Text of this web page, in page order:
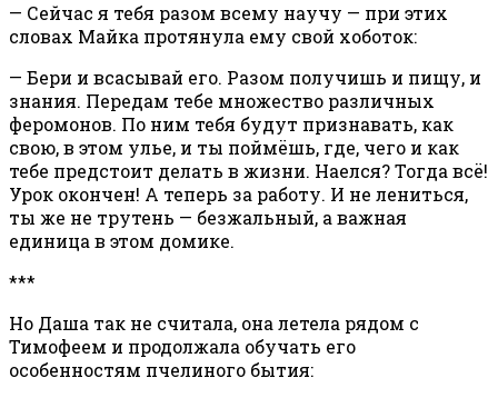
— Сейчас я тебя разом всему научу — при этих
словах Майка протянула ему свой хоботок:
— Бери и всасывай его. Разом получишь и пищу, и
знания. Передам тебе множество различных
феромонов. По ним тебя будут признавать, как
свою, в этом улье, и ты поймёшь, где, чего и как
тебе предстоит делать в жизни. Наелся? Тогда всё!
Урок окончен! А теперь за работу. И не лениться,
ты же не трутень — безжальный, а важная
единица в этом домике.
***
Но Даша так не считала, она летела рядом с
Тимофеем и продолжала обучать его
особенностям пчелиного бытия: